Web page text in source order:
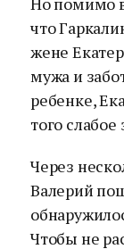
что
жене
мужа и
ребенке,
того слабое
Через
Валерий
Чтобы не